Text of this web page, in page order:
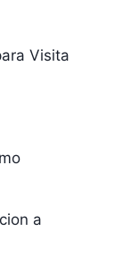
Visita
a